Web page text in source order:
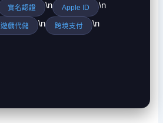
實名認證 \n Apple ID \n
遊戲代儲 \n 跨境支付
\n